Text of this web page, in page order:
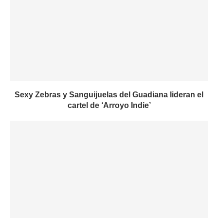
Sexy Zebras y Sanguijuelas del Guadiana lideran el
cartel de ‘Arroyo Indie’